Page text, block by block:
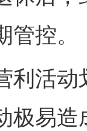
控。
活动
极易